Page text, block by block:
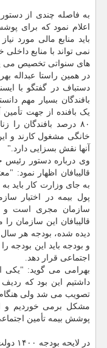
به فاصله چندی از
اعلام نمود که برای
باید منابع مالی مورد
نمی تواند با منابع
های سنواتی تخصیص می
در همین راستا عبداله
دستباف در گفتگو با
بافندگان بسیار مهم
یک بافنده از جهت
۸۰ درصد بافندگان
خانگی مشغول کارند و
آنها نقش بسزایی دارد."
وی درباره دستور رئیس
قالیبافان اظهار نمود:
به جای وزارت کار باید
پول بیمه در اختیار
سازمان مجری است و
قالیبافان این سازمان
دیده شده، بودجه هر
و بودجه باید این بودجه
اجتماعی قرار دهد.
بهرامی می گوید: "یکی
داشتیم این بود که
تصویب می شد ولی هنگام
مشکل برمی خوردیم و
پوشش بیمه تأمین
در